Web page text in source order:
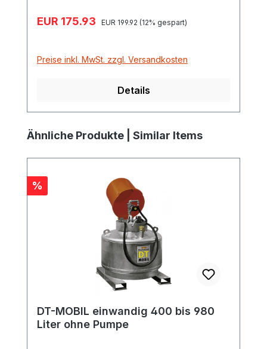
Verkaufspreis:
EUR 175.93 Regulärer Preis:
EUR 199.92 (12% gespart)
Preise inkl. MwSt. zzgl. Versandkosten
Details
Produktgalerie überspringen
Ähnliche Produkte | Similar Items
Rabatt
%
DT-MOBIL einwandig 400 bis 980
Liter ohne Pumpe